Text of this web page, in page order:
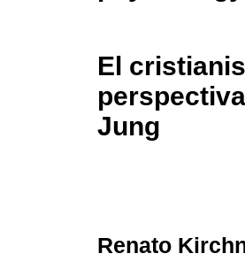
El
Jung
Renato